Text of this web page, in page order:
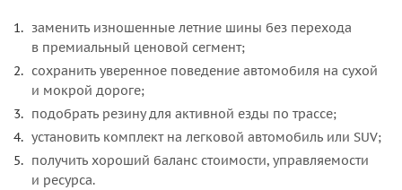
заменить изношенные летние шины без перехода
в премиальный ценовой сегмент;
сохранить уверенное поведение автомобиля на сухой
и мокрой дороге;
подобрать резину для активной езды по трассе;
установить комплект на легковой автомобиль или SUV;
получить хороший баланс стоимости, управляемости
и ресурса.